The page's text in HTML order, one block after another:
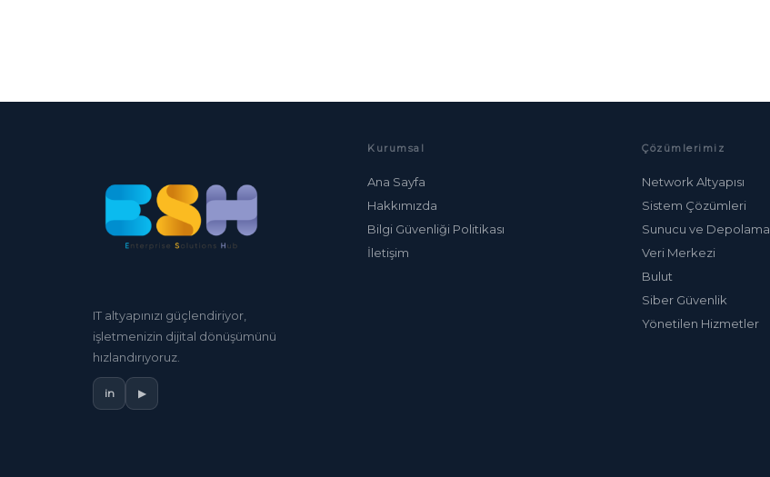
IT altyapınızı güçlendiriyor,
işletmenizin dijital dönüşümünü
hızlandırıyoruz.
in ▶
Kurumsal
Ana Sayfa
Hakkımızda
Bilgi Güvenliği Politikası
İletişim
Çözümlerimiz
Network Altyapısı
Sistem Çözümleri
Sunucu ve Depolama
Veri Merkezi
Bulut
Siber Güvenlik
Yönetilen Hizmetler